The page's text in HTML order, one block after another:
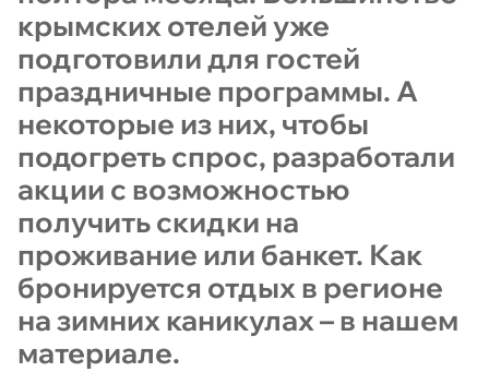
крымских отелей уже
подготовили для гостей
праздничные программы. А
некоторые из них, чтобы
подогреть спрос, разработали
акции с возможностью
получить скидки на
проживание или банкет. Как
бронируется отдых в регионе
на зимних каникулах – в нашем
материале.